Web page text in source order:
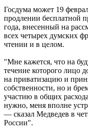
Госдума может 19
продлении бесплатной
года, внесенный на
всех четырех думских
чтении и в целом.
"Мне кажется, что на
течение которого лицо
на приватизацию и
собственности, но и
участию в общих
нужно, меня вполне
— сказал Медведев в
России".